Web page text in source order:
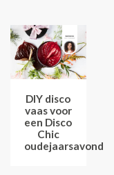
DIY disco
vaas voor
een Disco
Chic
oudejaarsavond